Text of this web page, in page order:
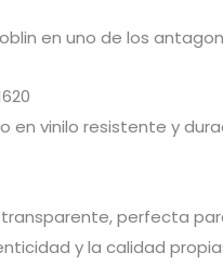
en uno de los
en vinilo resistente y
perfecta
y la calidad